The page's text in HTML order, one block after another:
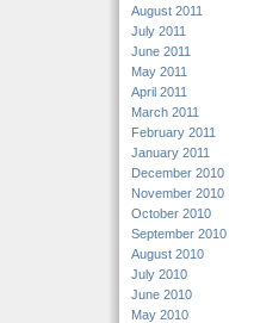
August 2011
July 2011
June 2011
May 2011
April 2011
March 2011
February 2011
January 2011
December 2010
November 2010
October 2010
September 2010
August 2010
July 2010
June 2010
May 2010